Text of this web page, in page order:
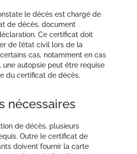
le décès est chargé de
de décès, document
Ce certificat doit
de l’état civil lors de la
cas, notamment en cas
une autopsie peut être requise
du certificat de décès.
nécessaires
de décès, plusieurs
Outre le certificat de
doivent fournir la carte